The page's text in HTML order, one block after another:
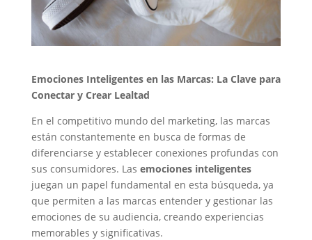
Emociones Inteligentes en las Marcas: La Clave para
Conectar y Crear Lealtad
En el competitivo mundo del marketing, las marcas
están constantemente en busca de formas de
diferenciarse y establecer conexiones profundas con
sus consumidores. Las emociones inteligentes
juegan un papel fundamental en esta búsqueda, ya
que permiten a las marcas entender y gestionar las
emociones de su audiencia, creando experiencias
memorables y significativas.